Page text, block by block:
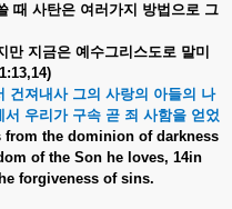
때 사탄은 여러가지 방법으로 그
만 지금은 예수그리스도로 말미
1:13,14)
건져내사 그의 사랑의 아들의 나
서 우리가 구속 곧 죄 사함을 얻었
from the dominion of darkness
of the Son he loves, 14in
forgiveness of sins.